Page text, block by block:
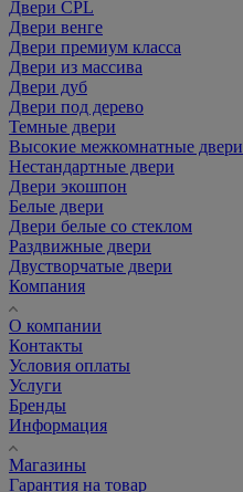
Двери CPL
Двери венге
Двери премиум класса
Двери из массива
Двери дуб
Двери под дерево
Темные двери
Высокие межкомнатные двери
Нестандартные двери
Двери экошпон
Белые двери
Двери белые со стеклом
Раздвижные двери
Двустворчатые двери
Компания
О компании
Контакты
Условия оплаты
Услуги
Бренды
Информация
Магазины
Гарантия на товар